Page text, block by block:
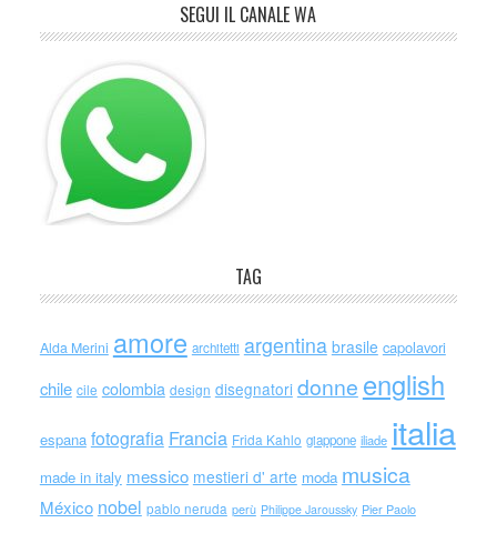
SEGUI IL CANALE WA
TAG
Alda Merini amore architetti argentina brasile capolavori
chile cile colombia design disegnatori donne english
espana fotografia Francia Frida Kahlo giappone iliade italia
made in italy messico mestieri d' arte moda musica
México nobel pablo neruda perù Philippe Jaroussky Pier Paolo